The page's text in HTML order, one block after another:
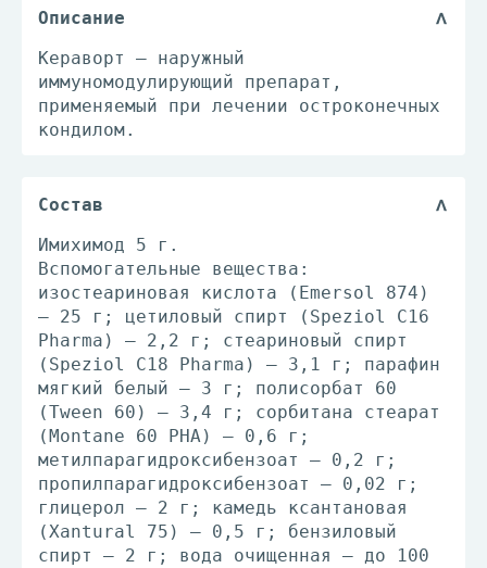
Описание
Кераворт – наружный
иммуномодулирующий препарат,
применяемый при лечении остроконечных
кондилом.
Состав
Имихимод 5 г.
Вспомогательные вещества:
изостеариновая кислота (Emersol 874)
— 25 г; цетиловый спирт (Speziol С16
Pharma) — 2,2 г; стеариновый спирт
(Speziol С18 Pharma) — 3,1 г; парафин
мягкий белый — 3 г; полисорбат 60
(Tween 60) — 3,4 г; сорбитана стеарат
(Montane 60 PHA) — 0,6 г;
метилпарагидроксибензоат — 0,2 г;
пропилпарагидроксибензоат — 0,02 г;
глицерол — 2 г; камедь ксантановая
(Xantural 75) — 0,5 г; бензиловый
спирт — 2 г; вода очищенная — до 100